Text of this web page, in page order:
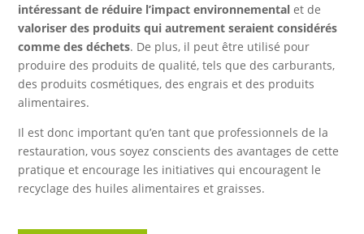
intéressant de réduire l’impact environnementalet de
valoriser des produits qui autrement seraient considérés
comme des déchets. De plus, il peut être utilisé pour
produire des produits de qualité, tels que des carburants,
des produits cosmétiques, des engrais et des produits
alimentaires.
Il est donc important qu’en tant que professionnels de la
restauration, vous soyez conscients des avantages de cette
pratique et encourage les initiatives qui encouragent le
recyclage des huiles alimentaires et graisses.